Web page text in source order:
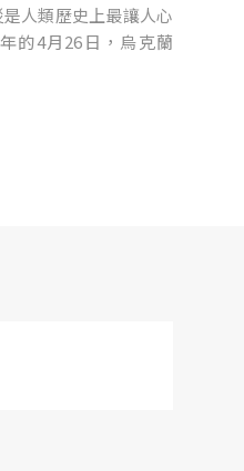
人類歷史上最讓人心
的4月26日，烏克蘭